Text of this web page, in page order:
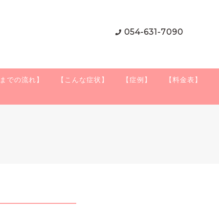
054-631-7090
での流れ】 【こんな症状】 【症例】
【料金表】